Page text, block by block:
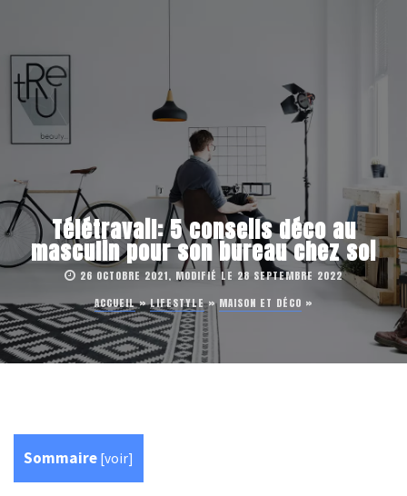
Télétravail: 5 conseils déco au
masculin pour son bureau chez soi
26 OCTOBRE 2021, MODIFIÉ LE 28 SEPTEMBRE 2022
ACCUEIL»LIFESTYLE»MAISON ET DÉCO »
Sommaire [voir]